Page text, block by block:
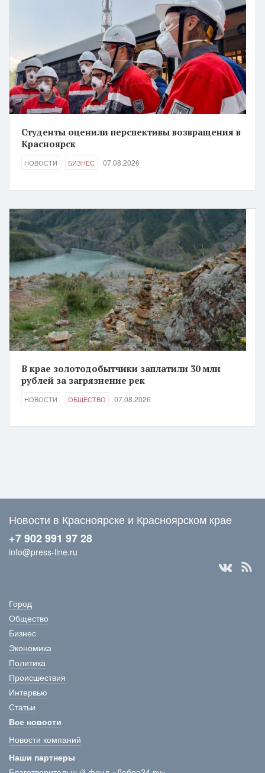
Студенты оценили перспективы возвращения в
Красноярск
НОВОСТИ БИЗНЕС 07.08.2026
В крае золотодобытчики заплатили 30 млн
рублей за загрязнение рек
НОВОСТИ ОБЩЕСТВО 07.08.2026
Новости в Красноярске и Красноярском крае
+7 902 991 97 28
info@press-line.ru
Город
Общество
Бизнес
Экономика
Политика
Происшествия
Интервью
Статьи
Все новости
Новости компаний
Наши партнеры